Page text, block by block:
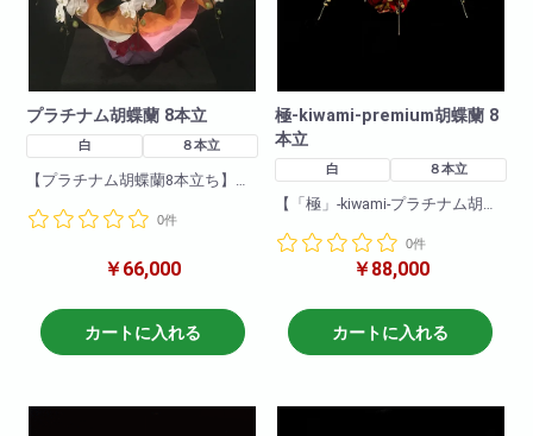
プラチナム胡蝶蘭 8本立
白 ８本立
【プラチナム胡蝶蘭8本立ち】
う」という気持ちとこれからの
高級の胡蝶蘭を届けましょう。
身内のお祝いなど、大切な方の
お祝いの品としてもご利用いた
だけます。
0件
￥66,000
カートに入れる
極-kiwami-premium胡蝶蘭 8
本立
白 ８本立
【「極」-kiwami-プラチナム胡蝶
とても縁起がいい8本立の胡蝶蘭
極シリーズは8本立の中でも特に
厳選した胡蝶蘭を選び抜き
大きさや品質などどれをとって
0件
￥88,000
カートに入れる